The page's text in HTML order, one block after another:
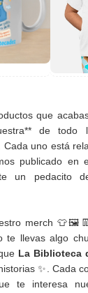
que
de
Cada uno está
publicado
un pedacito
merch
te llevas algo
La Biblioteca
✨. Cada
te interesa